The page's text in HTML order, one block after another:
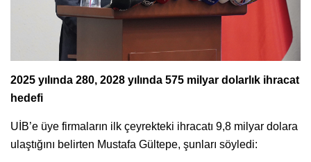
2025 yılında 280, 2028 yılında 575 milyar dolarlık ihracat
hedefi
UİB’e üye firmaların ilk çeyrekteki ihracatı 9,8 milyar dolara
ulaştığını belirten Mustafa Gültepe, şunları söyledi: